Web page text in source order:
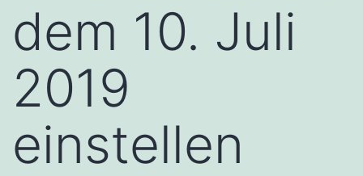
dem 10. Juli
2019
einstellen